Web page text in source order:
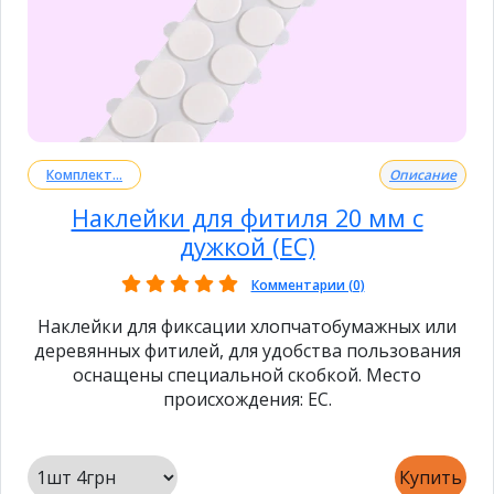
Комплект... Описание
Наклейки для фитиля 20 мм с
дужкой (ЕС)
Комментарии (0)
Наклейки для фиксации хлопчатобумажных или
деревянных фитилей, для удобства пользования
оснащены специальной скобкой. Место
происхождения: ЕС.
Купить